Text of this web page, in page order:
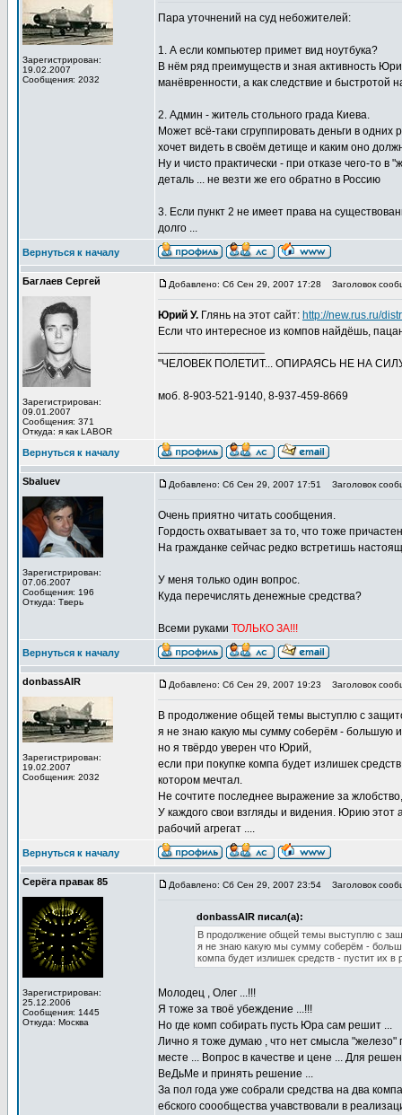
Зарегистрирован:
19.02.2007
Сообщения: 2032
Пара уточнений на суд небожителей:
1. А если компьютер примет вид ноутбука?
В нём ряд преимуществ и зная активность
манёвренности, а как следствие и быстротой
2. Админ - житель стольного града Киева.
Может всё-таки сгруппировать деньги в
хочет видеть в своём детище и каким оно
Ну и чисто практически - при отказе чего-то
деталь ... не везти же его обратно в Россию
3. Если пункт 2 не имеет права на
долго ...
Вернуться к началу
Баглаев Сергей
Зарегистрирован:
09.01.2007
Сообщения: 371
Откуда: я как LABOR
Добавлено: Сб Сен 29, 2007 17:28 Заголовок
Юрий У. Глянь на этот сайт: http://new.rus.ru/
Если что интересное из компов найдёшь,
"ЧЕЛОВЕК ПОЛЕТИТ... ОПИРАЯСЬ НЕ НА
моб. 8-903-521-9140, 8-937-459-8669
Вернуться к началу
Sbaluev
Зарегистрирован:
07.06.2007
Сообщения: 196
Откуда: Тверь
Добавлено: Сб Сен 29, 2007 17:51 Заголовок
Очень приятно читать сообщения.
Гордость охватывает за то, что тоже
На гражданке сейчас редко встретишь
У меня только один вопрос.
Куда перечислять денежные средства?
Всеми руками ТОЛЬКО ЗА!!!
Вернуться к началу
donbassAIR
Зарегистрирован:
19.02.2007
Сообщения: 2032
Добавлено: Сб Сен 29, 2007 19:23 Заголовок
В продолжение общей темы выступлю с
я не знаю какую мы сумму соберём - большую
но я твёрдо уверен что Юрий,
если при покупке компа будет излишек
котором мечтал.
Не сочтите последнее выражение за
У каждого свои взгляды и видения. Юрию этот
рабочий агрегат ....
Вернуться к началу
Серёга правак 85
Зарегистрирован:
25.12.2006
Сообщения: 1445
Откуда: Москва
Добавлено: Сб Сен 29, 2007 23:54 Заголовок
donbassAIR писал(а):
В продолжение общей темы выступлю с
я не знаю какую мы сумму соберём -
компа будет излишек средств - пустит их в
Молодец , Олег ...!!!
Я тоже за твоё убеждение ...!!!
Но где комп собирать пусть Юра сам решит ...
Лично я тоже думаю , что нет смысла "железо"
месте ... Вопрос в качестве и цене ... Для
ВеДьМе и принять решение ...
За пол года уже собрали средства на два
ебского соообщества учавствовали в